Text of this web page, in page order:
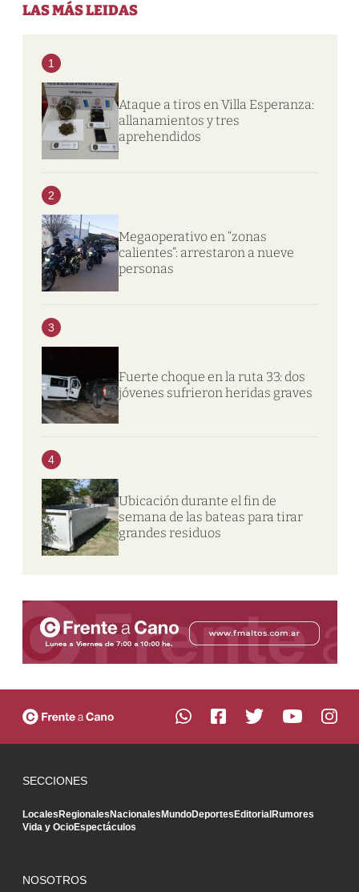
LAS MÁS LEIDAS
1
Ataque a tiros en Villa Esperanza:
allanamientos y tres
aprehendidos
2
Megaoperativo en “zonas
calientes”: arrestaron a nueve
personas
3
Fuerte choque en la ruta 33: dos
jóvenes sufrieron heridas graves
4
Ubicación durante el fin de
semana de las bateas para tirar
grandes residuos
SECCIONES
LocalesRegionalesNacionalesMundoDeportesEditorialRumores
Vida y OcioEspectáculos
NOSOTROS